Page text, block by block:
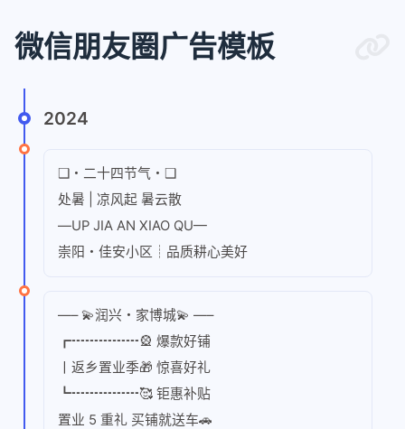
微信朋友圈广告模板
2024
❑・二十四节气・❑
处暑 | 凉风起 暑云散
—UP JIA AN XIAO QU—
崇阳・佳安小区┊品质耕心美好
—– 💫润兴・家博城💫 —–
┏┅┅┅┅┅🎡 爆款好铺
丨返乡置业季🎁 惊喜好礼
┗┅┅┅┅┅🥰 钜惠补贴
置业 5 重礼 买铺就送车🚗